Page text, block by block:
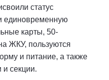
статус
единовременную
карты, 50-
ЖКУ, пользуются
и питание, а также
и секции.